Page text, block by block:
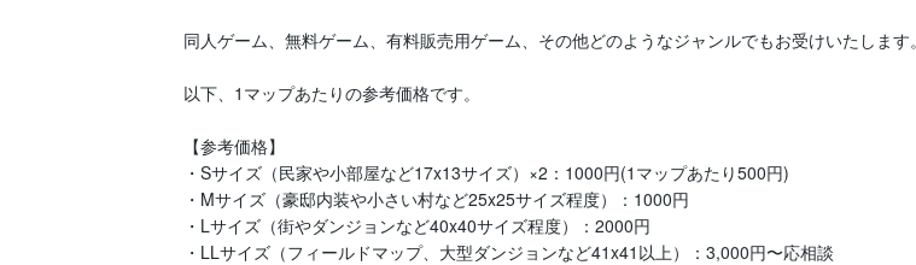
同人ゲーム、無料ゲーム、有料販売用ゲーム、その他どのようなジャンルでもお受けいたします。
以下、1マップあたりの参考価格です。
【参考価格】
・Sサイズ（民家や小部屋など17x13サイズ）×2：1000円(1マップあたり500円)
・Mサイズ（豪邸内装や小さい村など25x25サイズ程度）：1000円
・Lサイズ（街やダンジョンなど40x40サイズ程度）：2000円
・LLサイズ（フィールドマップ、大型ダンジョンなど41x41以上）：3,000円〜応相談